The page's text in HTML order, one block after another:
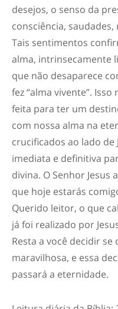
desejos, o senso da
consciência,
Tais sentimentos
alma, intrinsecamente
que não desaparece
fez “alma vivente”.
feita para ter um
com nossa alma na
crucificados ao lado de
imediata e definitiva
divina. O Senhor Jesus
que hoje estarás
Querido leitor, o que
já foi realizado por
Resta a você decidir
maravilhosa, e essa
passará a eternidade.